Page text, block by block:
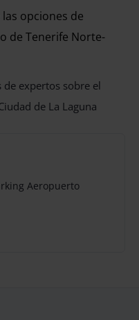
opciones de
de Tenerife Norte-
expertos sobre el
de La Laguna
Aeropuerto